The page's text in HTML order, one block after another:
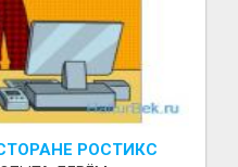
РОСТИКС